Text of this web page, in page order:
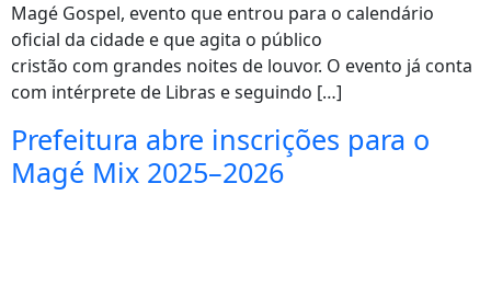
Magé Gospel, evento que entrou para o calendário
oficial da cidade e que agita o público
cristão com grandes noites de louvor. O evento já conta
com intérprete de Libras e seguindo […]
Prefeitura abre inscrições para o
Magé Mix 2025–2026